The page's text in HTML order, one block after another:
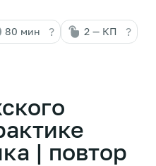
80 мин ? 2 — КП ?
| повтор